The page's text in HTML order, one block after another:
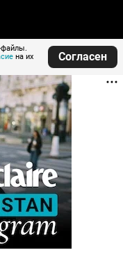
файлы.
на их
Согласен